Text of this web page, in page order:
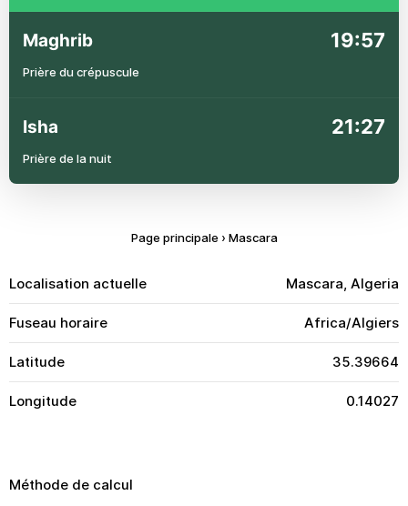
Maghrib 19:57
Prière du crépuscule
Isha 21:27
Prière de la nuit
Page principale › Mascara
Localisation actuelle Mascara, Algeria
Fuseau horaire Africa/Algiers
Latitude 35.39664
Longitude 0.14027
Méthode de calcul